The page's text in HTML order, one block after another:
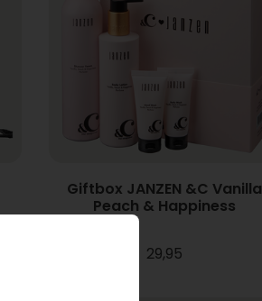
Giftbox JANZEN &C Vanilla
Peach & Happiness
29,95